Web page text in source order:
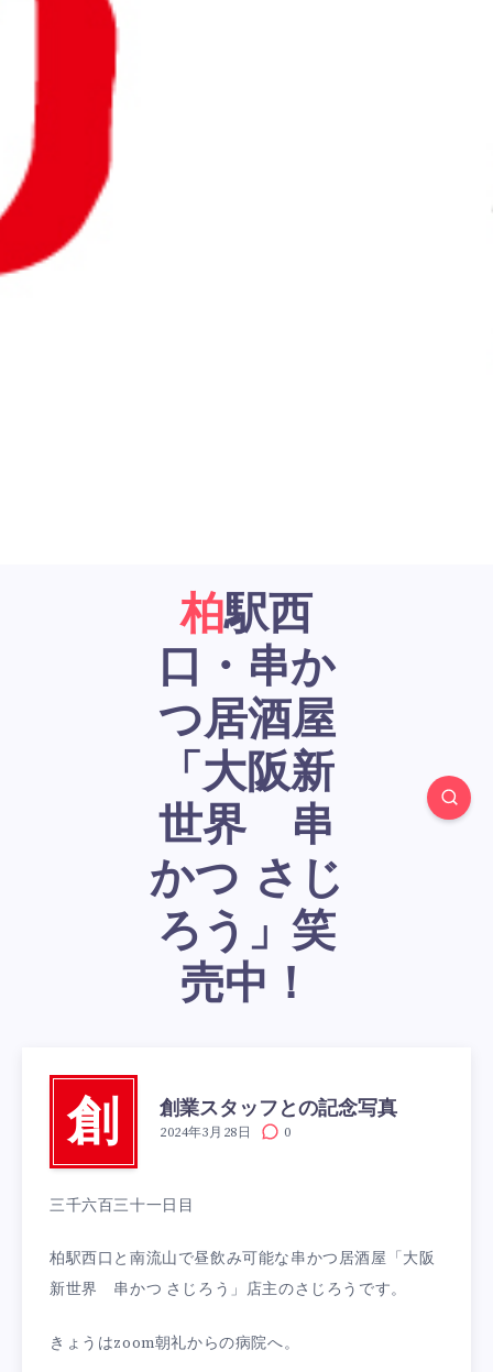
柏駅西
口・串か
つ居酒屋
「大阪新
世界 串
かつ さじ
ろう」笑
売中！
創 創業スタッフとの記念写真
2024年3月28日 0
三千六百三十一日目
柏駅西口と南流山で昼飲み可能な串かつ居酒屋「大阪
新世界 串かつ さじろう」店主のさじろうです。
きょうはzoom朝礼からの病院へ。